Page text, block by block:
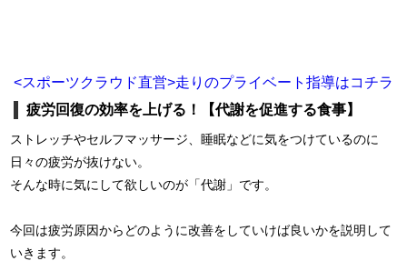
<スポーツクラウド直営>走りのプライベート指導はコチラ
疲労回復の効率を上げる！【代謝を促進する食事】
ストレッチやセルフマッサージ、睡眠などに気をつけているのに
日々の疲労が抜けない。
そんな時に気にして欲しいのが「代謝」です。
今回は疲労原因からどのように改善をしていけば良いかを説明して
いきます。